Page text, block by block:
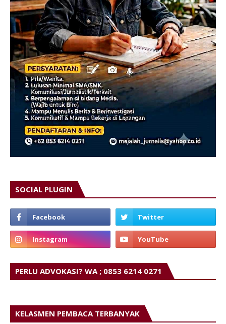
SOCIAL PLUGIN
PERLU ADVOKASI? WA ; 0853 6214 0271
KELASMEN PEMBACA TERBANYAK